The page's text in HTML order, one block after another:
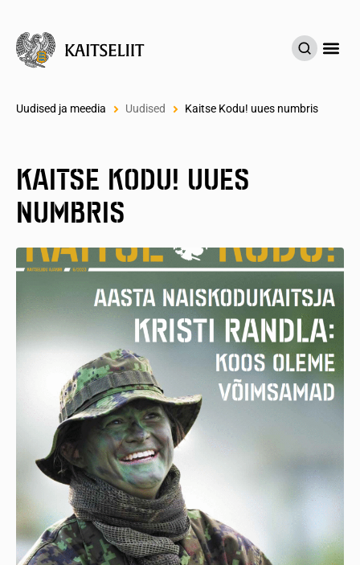
Uudised ja meedia Uudised Kaitse Kodu! uues numbris
KAITSE KODU! UUES
NUMBRIS